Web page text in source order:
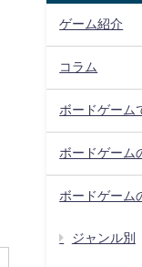
ゲーム紹介
コラム
ボードゲーム
ボードゲーム
ボードゲーム
ジャンル別